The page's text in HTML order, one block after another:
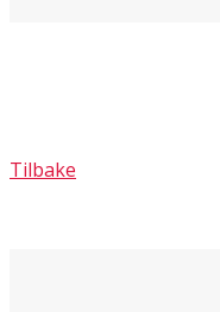
Tilbake